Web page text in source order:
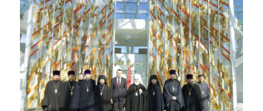
Мефодия
и
Кирилла
и
Кирилла»